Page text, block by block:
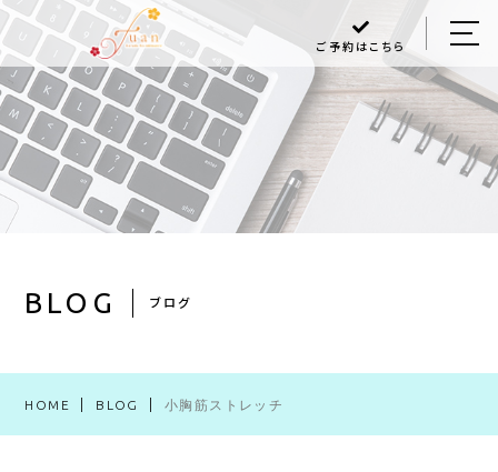
ご予約はこちら
BLOG ブログ
HOME BLOG 小胸筋ストレッチ
HOME
ABOUT US
MENU
Q＆A